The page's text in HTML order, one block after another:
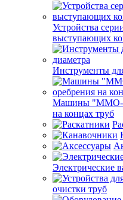
Устройства
выступающих
Инструменты
Машины "ММО-
на концах труб
Электрические
очистки труб